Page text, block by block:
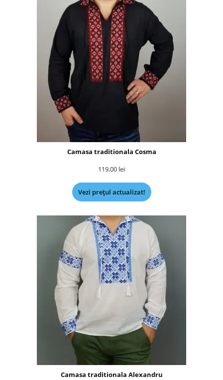
Camasa traditionala Cosma
119,00 lei
Vezi prețul actualizat!
Camasa traditionala Alexandru